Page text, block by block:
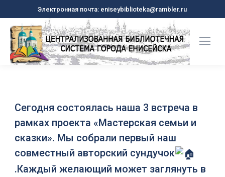
Электронная почта: eniseybiblioteka@rambler.ru
Сегодня состоялась наша 3 встреча в
рамках проекта «Мастерская семьи и
сказки». Мы собрали первый наш
совместный авторский сундучок
.Каждый желающий может заглянуть в